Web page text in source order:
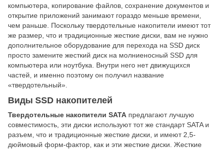
компьютера, копирование файлов, сохранение документов и
открытие приложений занимают гораздо меньше времени,
чем раньше. Поскольку твердотельные накопители имеют тот
же размер, что и традиционные жесткие диски, вам не нужно
дополнительное оборудование для перехода на SSD диск
просто замените жесткий диск на молниеносный SSD для
компьютера или ноутбука. Внутри него нет движущихся
частей, и именно поэтому он получил название
«твердотельный».
Виды SSD накопителей
Твердотельные накопители SATA предлагают лучшую
совместимость, эти диски используют тот же стандарт SATA и
разъем, что и традиционные жесткие диски, и имеют 2,5-
дюймовый форм-фактор, как и эти жесткие диски. Жесткие